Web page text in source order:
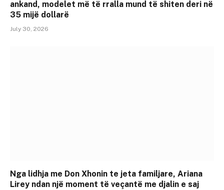
ankand, modelet më të rralla mund të shiten deri në
35 mijë dollarë
July 30, 2026
Nga lidhja me Don Xhonin te jeta familjare, Ariana
Lirey ndan një moment të veçantë me djalin e saj